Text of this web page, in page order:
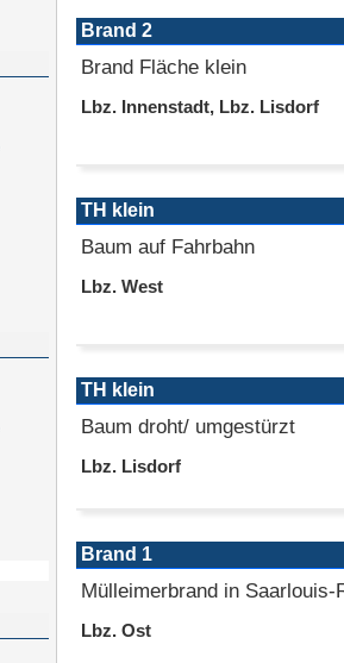
Brand 2
Brand Fläche klein
Lbz. Innenstadt, Lbz. Lisdorf
TH klein
Baum auf Fahrbahn
Lbz. West
TH klein
Baum droht/ umgestürzt
Lbz. Lisdorf
Brand 1
Mülleimerbrand in Saarlouis-
Lbz. Ost